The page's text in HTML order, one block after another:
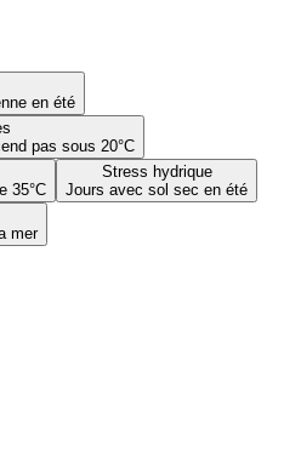
en été
pas sous 20°C
35°C
Stress hydrique
Jours avec sol sec en été
mer